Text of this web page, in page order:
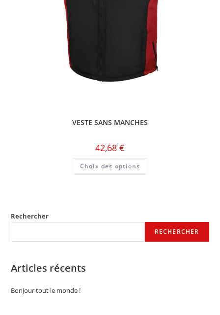
VESTE SANS MANCHES
42,68 €
Choix des options
Rechercher
RECHERCHER
Articles récents
Bonjour tout le monde !